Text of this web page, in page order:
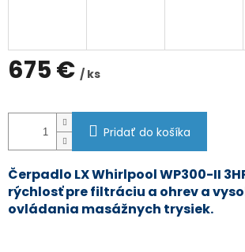
675 € / ks
cena:
Pridať do košíka
Čerpadlo LX Whirlpool WP300-II
rýchlosť pre filtráciu a ohrev a
ovládania masážnych trysiek.